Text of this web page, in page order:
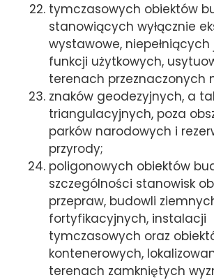
tymczasowych obiektów
stanowiących wyłącznie
wystawowe, niepełniących
funkcji użytkowych,
terenach przeznaczonych
znaków geodezyjnych, a
triangulacyjnych, poza
parków narodowych i
przyrody;
poligonowych obiektów
szczególności stanowisk
przepraw, budowli
fortyfikacyjnych, instalacji
tymczasowych oraz
kontenerowych,
terenach zamkniętych